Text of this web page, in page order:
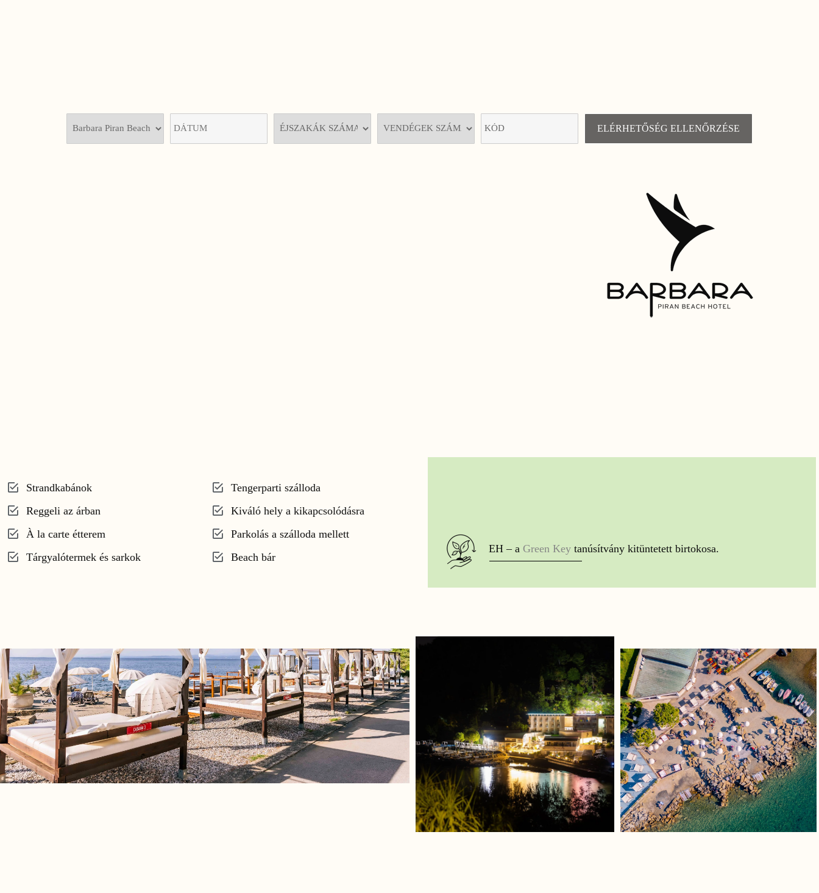
ELÉRHETŐSÉG ELLENŐRZÉSE
Strandkabánok
Reggeli az árban
À la carte étterem
Tárgyalótermek és sarkok
Tengerparti szálloda
Kiváló hely a kikapcsolódásra
Parkolás a szálloda mellett
Beach bár
EH – a Green Key tanúsítvány kitüntetett birtokosa.